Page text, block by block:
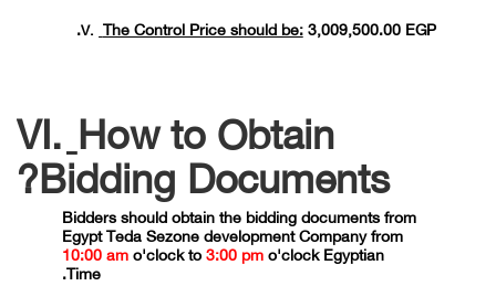
V. The Control Price should be:3,009,500.00 EGP.
VI. How to Obtain
BiddingDocuments?
Bidders should obtain the bidding documents from
Egypt Teda Sezone development Company from
10:00 amo'clock to3:00 pmo'clock Egyptian
Time.